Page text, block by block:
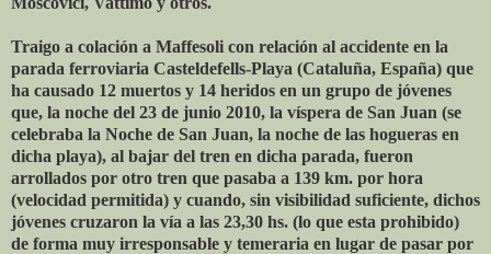
Traigo a colación a Maffesoli con relación al accidente en la
parada ferroviaria Casteldefells-Playa (Cataluña, España) que
ha causado 12 muertos y 14 heridos en un grupo de jóvenes
que, la noche del 23 de junio 2010, la víspera de San Juan (se
celebraba la Noche de San Juan, la noche de las hogueras en
dicha playa), al bajar del tren en dicha parada, fueron
arrollados por otro tren que pasaba a 139 km. por hora
(velocidad permitida) y cuando, sin visibilidad suficiente, dichos
jóvenes cruzaron la vía a las 23,30 hs. (lo que esta prohibido)
de forma muy irresponsable y temeraria en lugar de pasar por